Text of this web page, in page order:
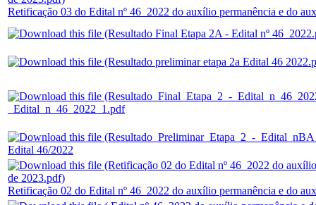
Retificação 03 do Edital nº 46_2022 do auxílio permanência e do
_Edital_n_46_2022_1.pdf
Edital 46/2022
Retificação 02 do Edital nº 46_2022 do auxílio permanência e do